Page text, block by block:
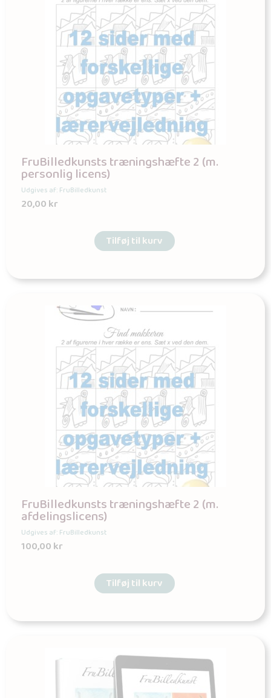
FruBilledkunsts træningshæfte 2 (m.
personlig licens)
Udgives af: FruBilledkunst
20,00kr
Tilføj til kurv
FruBilledkunsts træningshæfte 2 (m.
afdelingslicens)
Udgives af: FruBilledkunst
100,00kr
Tilføj til kurv